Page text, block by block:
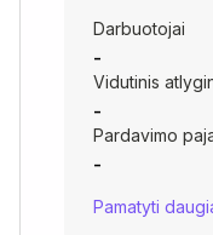
Darbuotojai
-
Vidutinis
-
Pardavimo
-
Pamatyti